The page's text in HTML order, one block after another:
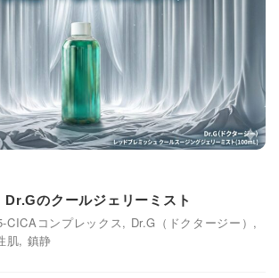
Dr.Gのクールジェリーミスト
CICAコンプレックス, Dr.G（ドクタージー） ,
肌, 鎮静